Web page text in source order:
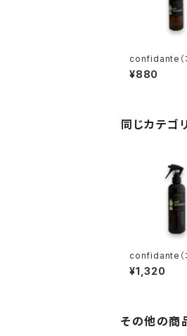
confidante（
ダンテ） ドッ
ャンプー ミニ
¥880
同じカテゴ
confidante（
ダンテ） ドッ
ャンプー ダマ
¥1,320
その他の商